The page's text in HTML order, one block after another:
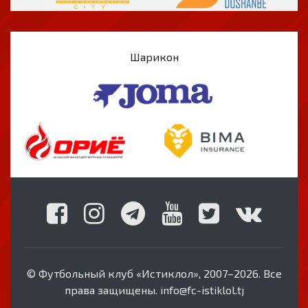
Шарикон
© Футбольный клуб «Истиклол», 2007–2026. Все
права защищены. info@fc-istiklol.tj